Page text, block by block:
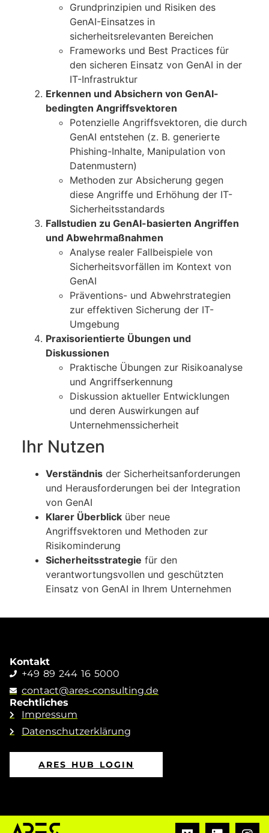
Grundprinzipien und Risiken des
GenAI-Einsatzes in
sicherheitsrelevanten Bereichen
Frameworks und Best Practices für
den sicheren Einsatz von GenAI in der
IT-Infrastruktur
Erkennen und Absichern von GenAI-
bedingten Angriffsvektoren
Potenzielle Angriffsvektoren, die durch
GenAI entstehen (z. B. generierte
Phishing-Inhalte, Manipulation von
Datenmustern)
Methoden zur Absicherung gegen
diese Angriffe und Erhöhung der IT-
Sicherheitsstandards
Fallstudien zu GenAI-basierten Angriffen
und Abwehrmaßnahmen
Analyse realer Fallbeispiele von
Sicherheitsvorfällen im Kontext von
GenAI
Präventions- und Abwehrstrategien
zur effektiven Sicherung der IT-
Umgebung
Praxisorientierte Übungen und
Diskussionen
Praktische Übungen zur Risikoanalyse
und Angriffserkennung
Diskussion aktueller Entwicklungen
und deren Auswirkungen auf
Unternehmenssicherheit
Ihr Nutzen
Verständnis der Sicherheitsanforderungen
und Herausforderungen bei der Integration
von GenAI
Klarer Überblick über neue
Angriffsvektoren und Methoden zur
Risikominderung
Sicherheitsstrategie für den
verantwortungsvollen und geschützten
Einsatz von GenAI in Ihrem Unternehmen
Kontakt
+49 89 244 16 5000
contact@ares-consulting.de
Rechtliches
Impressum
Datenschutzerklärung
ARES HUB LOGIN